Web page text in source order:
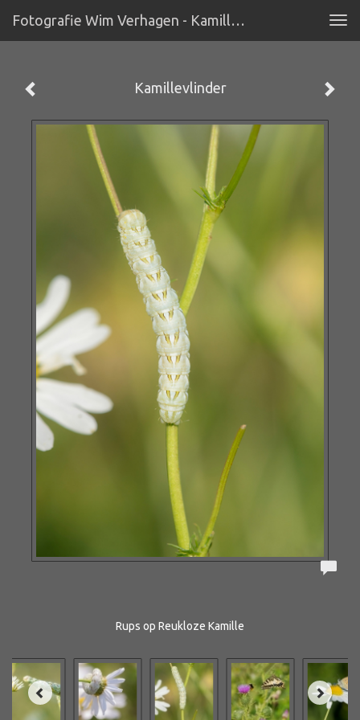
Fotografie Wim Verhagen - Kamillevlinder
Kamillevlinder
Rups op Reukloze Kamille